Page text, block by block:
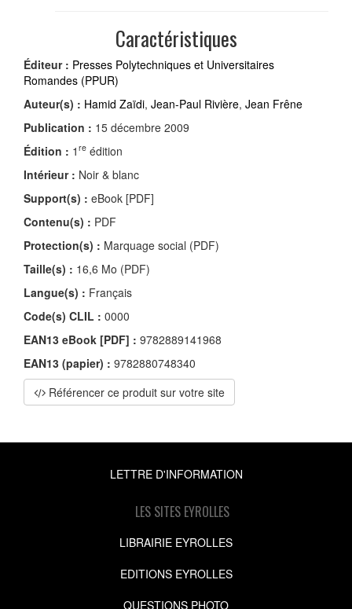
Caractéristiques
Éditeur : Presses Polytechniques et Universitaires
Romandes (PPUR)
Auteur(s) : Hamid Zaïdi, Jean-Paul Rivière, Jean Frêne
Publication : 15 décembre 2009
Édition : 1 re édition
Intérieur : Noir & blanc
Support(s) : eBook [PDF]
Contenu(s) : PDF
Protection(s) : Marquage social (PDF)
Taille(s) : 16,6 Mo (PDF)
Langue(s) : Français
Code(s) CLIL : 0000
EAN13 eBook [PDF] : 9782889141968
EAN13 (papier) : 9782880748340
Référencer ce produit sur votre site
LETTRE D'INFORMATION
LES SITES EYROLLES
LIBRAIRIE EYROLLES
EDITIONS EYROLLES
QUESTIONS PHOTO